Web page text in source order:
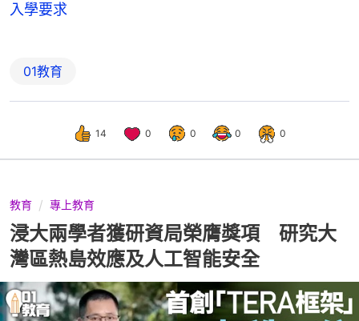
入學要求
01教育
14 0 0 0 0
教育 專上教育
浸大兩學者獲研資局榮膺獎項 研究大
灣區熱島效應及人工智能安全